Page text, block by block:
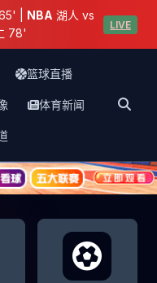
| NBA 湖人 vs
78'
LIVE
篮球直播
体育新闻